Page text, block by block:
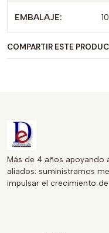
EMBALAJE:
COMPARTIR ESTE
Más de 4 años apoyando
aliados: suministramos
impulsar el crecimiento